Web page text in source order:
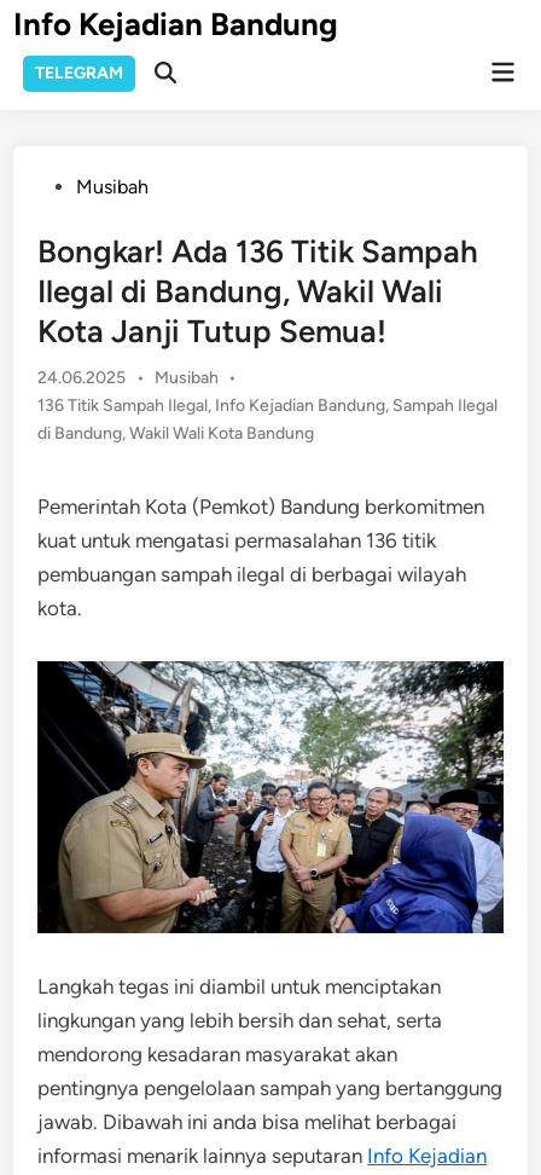
Skip
to
content
Info Kejadian Bandung
TELEGRAM
Open
PostedMusibah
Bongkar! Ada 136 Titik Sampah
Ilegal di Bandung, Wakil Wali
Kota Janji Tutup Semua!
24.06.2025 •
Posted
in
Musibah
•
136 Titik Sampah Ilegal, Info Kejadian Bandung, Sampah Ilegal
di Bandung,Wakil Wali Kota Bandung
Pemerintah Kota (Pemkot) Bandung berkomitmen
kuat untuk mengatasi permasalahan 136 titik
pembuangan sampah ilegal di berbagai wilayah
kota.
Langkah tegas ini diambil untuk menciptakan
lingkungan yang lebih bersih dan sehat, serta
mendorong kesadaran masyarakat akan
pentingnya pengelolaan sampah yang bertanggung
jawab. Dibawah ini anda bisa melihat berbagai
informasi menarik lainnya seputaran Info Kejadian